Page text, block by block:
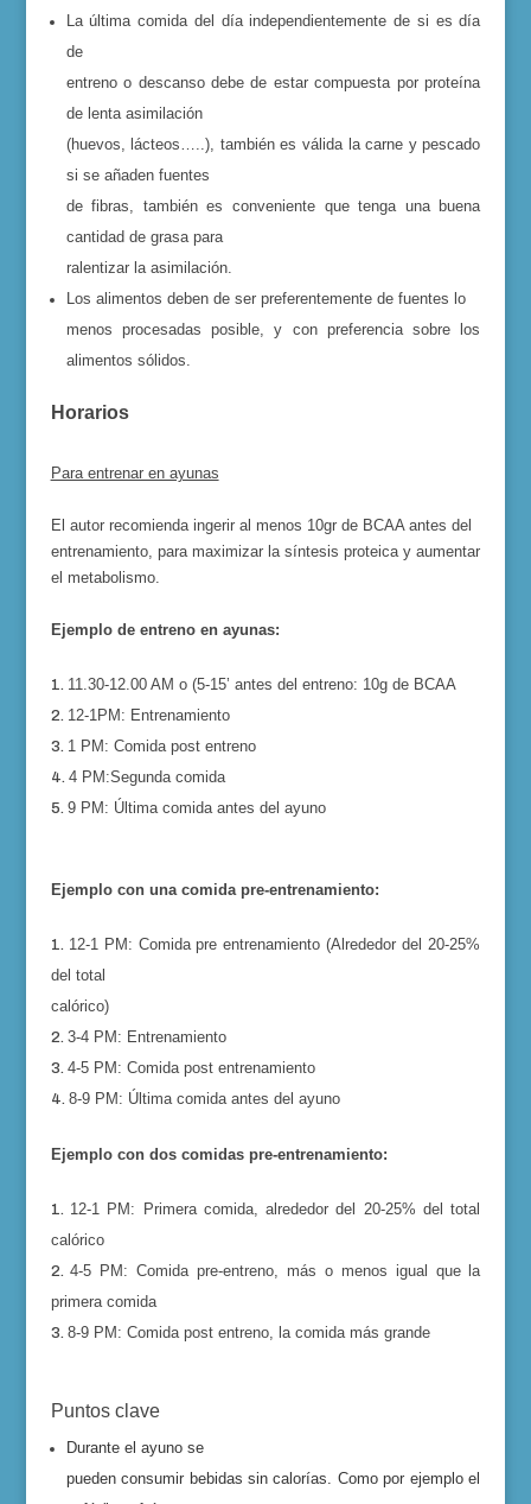
La última comida del día independientemente de si es día
de
entreno o descanso debe de estar compuesta por proteína
de lenta asimilación
(huevos, lácteos…..), también es válida la carne y pescado
si se añaden fuentes
de fibras, también es conveniente que tenga una buena
cantidad de grasa para
ralentizar la asimilación.
Los alimentos deben de ser preferentemente de fuentes lo
menos procesadas posible, y con preferencia sobre los
alimentos sólidos.
Horarios
Para entrenar en ayunas
El autor recomienda ingerir al menos 10gr de BCAA antes del
entrenamiento, para maximizar la síntesis proteica y aumentar
el metabolismo.
Ejemplo de entreno en ayunas:
11.30-12.00 AM o (5-15’ antes del entreno: 10g de BCAA
12-1PM: Entrenamiento
1 PM: Comida post entreno
4 PM:Segunda comida
9 PM: Última comida antes del ayuno
Ejemplo con una comida pre-entrenamiento:
12-1 PM: Comida pre entrenamiento (Alrededor del 20-25%
del total
calórico)
3-4 PM: Entrenamiento
4-5 PM: Comida post entrenamiento
8-9 PM: Última comida antes del ayuno
Ejemplo con dos comidas pre-entrenamiento:
12-1 PM:
Primera comida, alrededor del 20-25% del total
calórico
4-5 PM: Comida pre-entreno, más o menos igual que la
primera comida
8-9 PM: Comida post entreno, la comida más grande
Puntos clave
Durante el ayuno se
pueden consumir bebidas sin calorías. Como por ejemplo el